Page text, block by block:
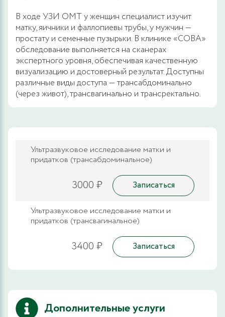
В ходе УЗИ ОМТ у женщин специалист изучит
матку, яичники и фаллопиевы трубы, у мужчин —
простату и семенные пузырьки. В клинике «СОВА»
обследование выполняется на сканерах
экспертного уровня, обеспечивая качественную
визуализацию и достоверный результат. Доступны
различные виды доступа — трансабдоминально
(через живот), трансвагинально и трансректально.
Ультразвуковое исследование матки и
придатков (трансабдоминальное)
3000 ₽ Записаться
Ультразвуковое исследование матки и
придатков (трансвагинальное)
3400 ₽ Записаться
Дополнительные услуги